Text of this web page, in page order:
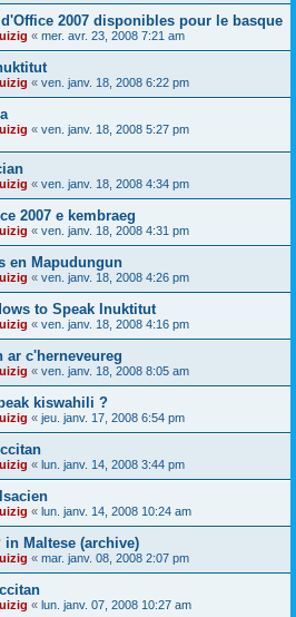
2007 disponibles pour le basque
« mer. avr. 23, 2008 7:21 am
« ven. janv. 18, 2008 6:22 pm
« ven. janv. 18, 2008 5:27 pm
« ven. janv. 18, 2008 4:34 pm
2007 e kembraeg
« ven. janv. 18, 2008 4:31 pm
en Mapudungun
« ven. janv. 18, 2008 4:26 pm
to Speak Inuktitut
« ven. janv. 18, 2008 4:16 pm
ar c'herneveureg
« ven. janv. 18, 2008 8:05 am
kiswahili ?
« jeu. janv. 17, 2008 6:54 pm
« lun. janv. 14, 2008 3:44 pm
« lun. janv. 14, 2008 10:24 am
in Maltese (archive)
« mar. janv. 08, 2008 2:07 pm
« lun. janv. 07, 2008 10:27 am